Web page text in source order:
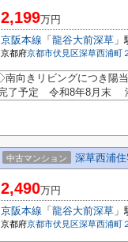
2,199万円
京阪本線 「 龍谷大前深草 」
京都府京都市伏見区深草西浦町
向きリビングにつき陽
了予定 令和8年8月末
中古マンション 深草西浦
2,490万円
京阪本線 「 龍谷大前深草 」
京都府京都市伏見区深草西浦町